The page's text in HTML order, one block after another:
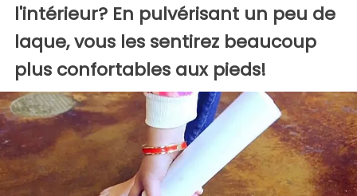
l'intérieur? En pulvérisant un peu de
laque, vous les sentirez beaucoup
plus confortables aux pieds!